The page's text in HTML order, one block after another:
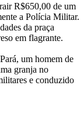
R$650,00 de um
a Polícia Militar.
da praça
em flagrante.
um homem de
granja no
e conduzido